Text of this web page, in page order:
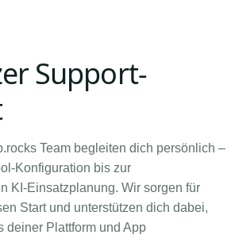
Support-
Team begleiten dich persönlich –
Konfiguration bis zur
KI-Einsatzplanung. Wir sorgen für
Start und unterstützen dich dabei,
deiner Plattform und App